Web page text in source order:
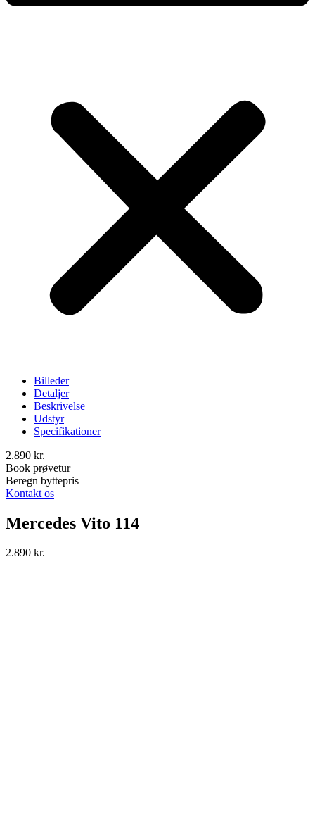
Billeder
Detaljer
Beskrivelse
Udstyr
Specifikationer
2.890 kr.
Book prøvetur
Beregn byttepris
Kontakt os
Mercedes Vito 114
2.890 kr.